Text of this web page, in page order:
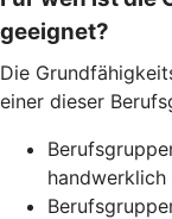
geeignet?
Die
einer dieser
handwerklich